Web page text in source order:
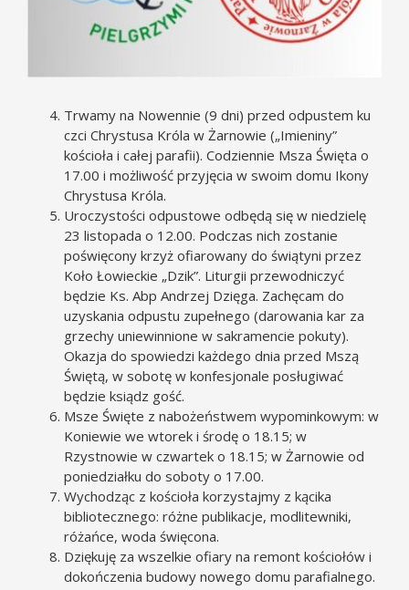
Trwamy na Nowennie (9 dni) przed odpustem ku
czci Chrystusa Króla w Żarnowie („Imieniny”
kościoła i całej parafii). Codziennie Msza Święta o
17.00 i możliwość przyjęcia w swoim domu Ikony
Chrystusa Króla.
Uroczystości odpustowe odbędą się w niedzielę
23 listopada o 12.00. Podczas nich zostanie
poświęcony krzyż ofiarowany do świątyni przez
Koło Łowieckie „Dzik”. Liturgii przewodniczyć
będzie Ks. Abp Andrzej Dzięga. Zachęcam do
uzyskania odpustu zupełnego (darowania kar za
grzechy uniewinnione w sakramencie pokuty).
Okazja do spowiedzi każdego dnia przed Mszą
Świętą, w sobotę w konfesjonale posługiwać
będzie ksiądz gość.
Msze Święte z nabożeństwem wypominkowym: w
Koniewie we wtorek i środę o 18.15; w
Rzystnowie w czwartek o 18.15; w Żarnowie od
poniedziałku do soboty o 17.00.
Wychodząc z kościoła korzystajmy z kącika
bibliotecznego: różne publikacje, modlitewniki,
różańce, woda święcona.
Dziękuję za wszelkie ofiary na remont kościołów i
dokończenia budowy nowego domu parafialnego.